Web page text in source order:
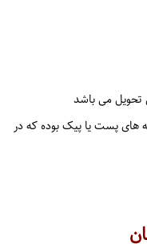
می باشد
های پست یا پیک بوده که در